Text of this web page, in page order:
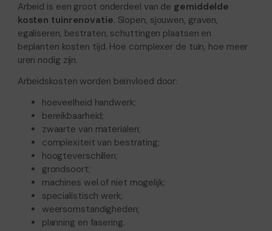
Arbeid is een groot onderdeel van de gemiddelde
kosten tuinrenovatie. Slopen, sjouwen, graven,
egaliseren, bestraten, schuttingen plaatsen en
beplanten kosten tijd. Hoe complexer de tuin, hoe meer
uren nodig zijn.
Arbeidskosten worden beïnvloed door:
hoeveelheid handwerk;
bereikbaarheid;
zwaarte van materialen;
complexiteit van bestrating;
hoogteverschillen;
grondsoort;
machines wel of niet mogelijk;
specialistisch werk;
weersomstandigheden;
planning en fasering.